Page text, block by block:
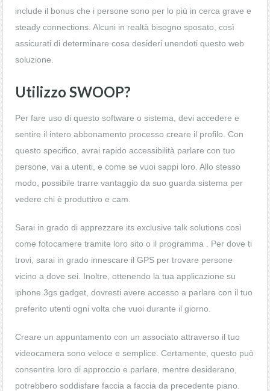
include il bonus che i persone sono per lo più in cerca grave e
steady connections. Alcuni in realtà bisogno sposato, così
assicurati di determinare cosa desideri unendoti questo web
soluzione.
Utilizzo SWOOP?
Per fare uso di questo software o sistema, devi accedere e
sentire il intero abbonamento processo creare il profilo. Con
questo specifico, avrai rapido accessibilità parlare con tuo
persone, vai a utenti, e come se vuoi sappi loro. Allo stesso
modo, possibile trarre vantaggio da suo guarda sistema per
vedere chi è produttivo e cam.
Sarai in grado di apprezzare its exclusive talk solutions così
come fotocamere tramite loro sito o il programma . Per dove ti
trovi, sarai in grado innescare il GPS per trovare persone
vicino a dove sei. Inoltre, ottenendo la tua applicazione su
iphone 3gs gadget, dovresti avere accesso a parlare con il tuo
preferito utenti ogni volta che vuoi durante il giorno.
Creare un appuntamento con un associato attraverso il tuo
videocamera sono veloce e semplice. Certamente, questo può
consentire loro di approccio e parlare, mentre desiderano,
potrebbero soddisfare faccia a faccia da precedente piano.